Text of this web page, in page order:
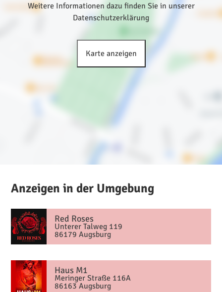
Weitere Informationen dazu finden Sie in unserer
Datenschutzerklärung
Karte anzeigen
Anzeigen in der Umgebung
Red Roses
Unterer Talweg 119
86179 Augsburg
Haus M1
Meringer Straße 116A
86163 Augsburg